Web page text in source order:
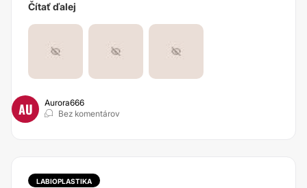
Čítať ďalej
AU
Aurora666
Bez komentárov
LABIOPLASTIKA